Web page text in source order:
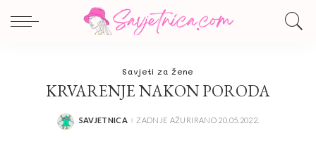
Savjeti za žene
KRVARENJE NAKON PORODA
POSTED
SAVJETNICA ZADNJE AŽURIRANO 20.05.2022.